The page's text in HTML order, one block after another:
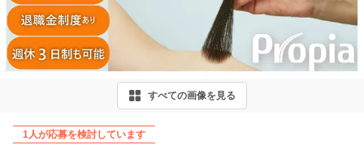
すべての画像を見る
1人が応募を検討しています